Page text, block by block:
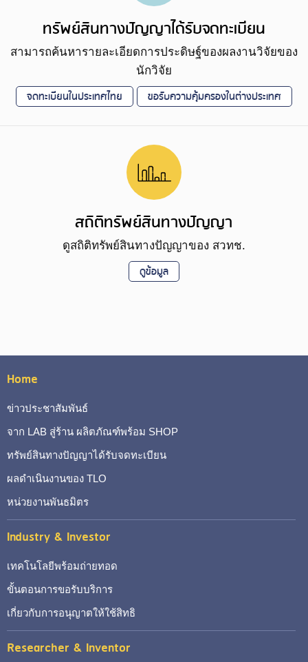
ทรัพย์สินทางปัญญาได้รับจดทะเบียน
สามารถค้นหารายละเอียดการประดิษฐ์ของผลงานวิจัยของ
นักวิจัย
จดทะเบียนในประเทศไทย ขอรับความคุ้มครองในต่างประเทศ
สถิติทรัพย์สินทางปัญญา
ดูสถิติทรัพย์สินทางปัญญาของ สวทช.
ดูข้อมูล
Home
ข่าวประชาสัมพันธ์
จาก LAB สู่ร้าน ผลิตภัณฑ์พร้อม SHOP
ทรัพย์สินทางปัญญาได้รับจดทะเบียน
ผลดำเนินงานของ TLO
หน่วยงานพันธมิตร
Industry & Investor
เทคโนโลยีพร้อมถ่ายทอด
ขั้นตอนการขอรับบริการ
เกี่ยวกับการอนุญาตให้ใช้สิทธิ
Researcher & Inventor